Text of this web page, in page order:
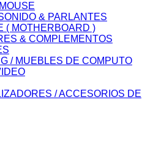
& PARLANTES
( MOTHERBOARD )
& COMPLEMENTOS
/ MUEBLES DE COMPUTO
/ ACCESORIOS DE